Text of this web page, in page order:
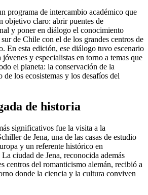
programa de intercambio académico que
objetivo claro: abrir puentes de
y poner en diálogo el conocimiento
de Chile con el de los grandes centros de
En esta edición, ese diálogo tuvo escenario
y especialistas en torno a temas que
el planeta: la conservación de la
los ecosistemas y los desafíos del
de historia
significativos fue la visita a la
de Jena, una de las casas de estudio
y un referente histórico en
ciudad de Jena, reconocida además
centros del romanticismo alemán, recibió a
donde la ciencia y la cultura conviven